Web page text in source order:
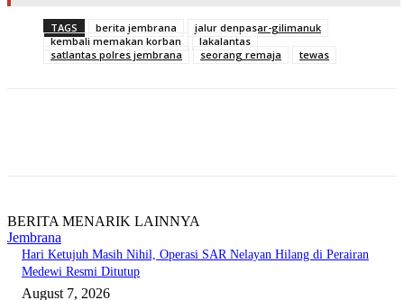
TAGS berita jembrana
jalur denpasar-gilimanuk
kembali memakan korban
lakalantas
satlantas polres jembrana
seorang remaja tewas
BERITA MENARIK LAINNYA
Jembrana
Hari Ketujuh Masih Nihil, Operasi SAR Nelayan Hilang di Perairan
Medewi Resmi Ditutup
August 7, 2026